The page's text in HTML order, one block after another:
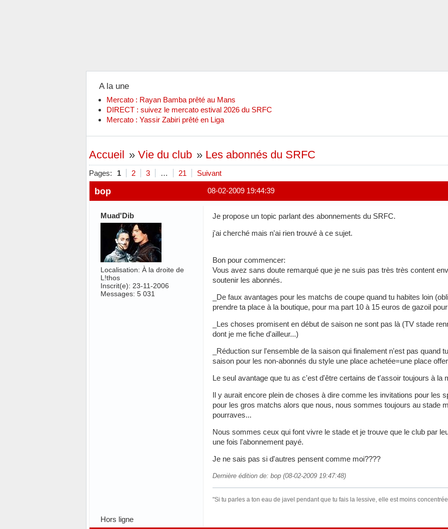
A la une
Mercato : Rayan Bamba prêté au Mans
DIRECT : suivez le mercato estival 2026 du SRFC
Mercato : Yassir Zabiri prêté en Liga
Accueil » Vie du club » Les abonnés du SRFC
Pages: 1 2 3 … 21 Suivant
08-02-2009 19:44:39
bop
Muad'Dib
Localisation: À la droite de
L!thos
Inscrit(e): 23-11-2006
Messages: 5 031
Je propose un topic parlant des abonnements du SRFC.
j'ai cherché mais n'ai rien trouvé à ce sujet.
Bon pour commencer:
Vous avez sans doute remarqué que je ne suis pas très très content
soutenir les abonnés.
_De faux avantages pour les matchs de coupe quand tu habites loin
prendre ta place à la boutique, pour ma part 10 à 15 euros de gazoil
_Les choses promisent en début de saison ne sont pas là (TV stade
dont je me fiche d'ailleur...)
_Réduction sur l'ensemble de la saison qui finalement n'est pas quand
saison pour les non-abonnés du style une place achetée=une place
Le seul avantage que tu as c'est d'être certains de t'assoir toujours à la
Il y aurait encore plein de choses à dire comme les invitations pour les
pour les gros matchs alors que nous, nous sommes toujours au stade
pourraves...
Nous sommes ceux qui font vivre le stade et je trouve que le club par
une fois l'abonnement payé.
Je ne sais pas si d'autres pensent comme moi????
Dernière édition de: bop (08-02-2009 19:47:48)
"Si tu parles a ton eau de javel pendant que tu fais la lessive, elle est moins
Hors ligne